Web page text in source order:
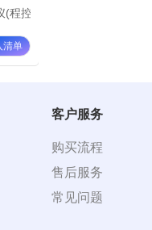
(程控、数显)WRR
清单
客户服务
购买流程
售后服务
常见问题